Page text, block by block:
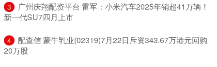
3
​广州庆翔配资平台 雷军：小米汽车2025年销超41万辆！
新一代SU7四月上市
4
​配查信 蒙牛乳业(02319)7月22日斥资343.67万港元回购
20万股